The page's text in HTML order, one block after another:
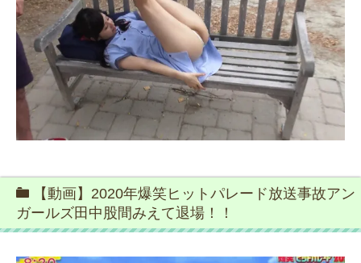
【動画】2020年爆笑ヒットパレード放送事故アン
ガールズ田中股間みえて退場！！